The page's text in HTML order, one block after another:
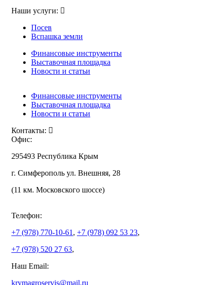
Наши услуги:
Посев
Вспашка земли
Финансовые инструменты
Выставочная площадка
Новости и статьи
Финансовые инструменты
Выставочная площадка
Новости и статьи
Контакты:
Офис:
295493 Республика Крым
г. Симферополь ул. Внешняя, 28
(11 км. Московского шоссе)
Телефон:
+7 (978) 770-10-61 , +7 (978) 092 53 23,
+7 (978) 520 27 63,
Наш Email:
krymagroservis@mail.ru